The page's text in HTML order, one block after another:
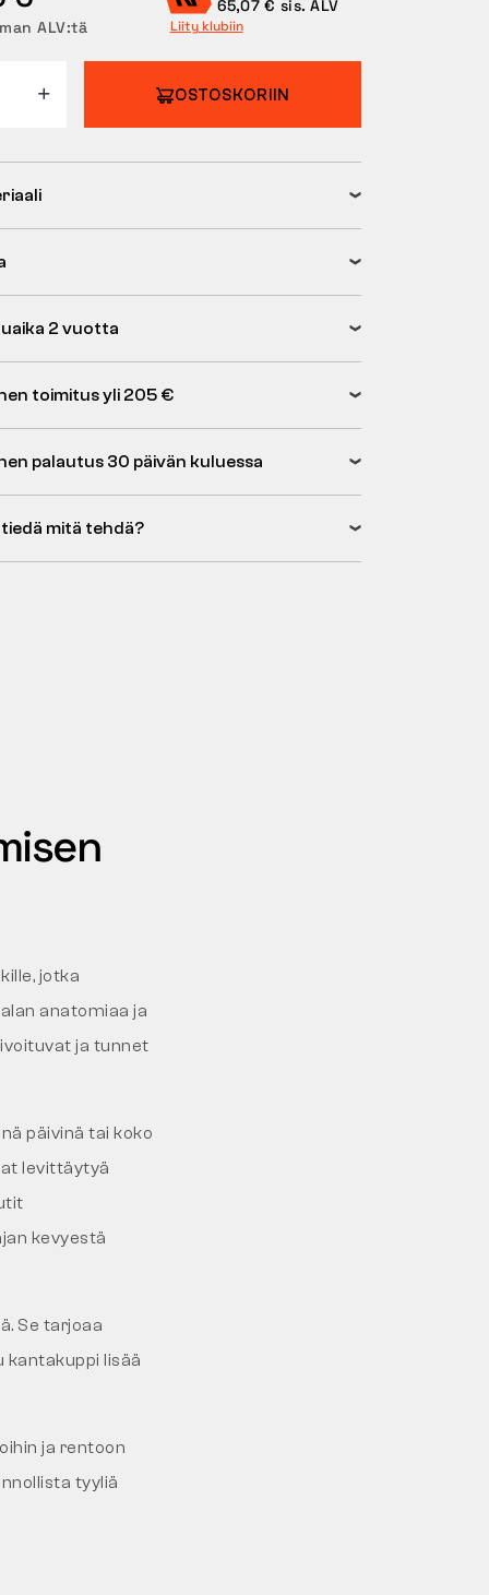
ALV:tä
65,07 € sis. ALV
Liity klubiin
OSTOSKORIIN
2 vuotta
toimitus yli 205 €
palautus 30 päivän kuluessa
mitä tehdä?
jotka
anatomiaa ja
ja tunnet
päivinä tai koko
levittäytyä
kevyestä
Se tarjoaa
lisää
ja rentoon
tyyliä